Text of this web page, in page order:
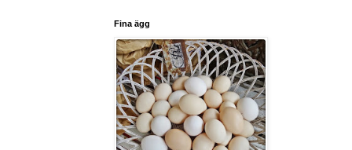
Fina ägg